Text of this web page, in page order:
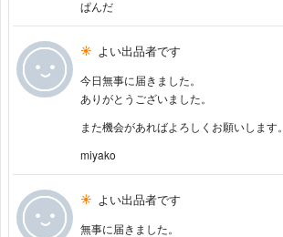
ぱんだ
よい出品者です
今日無事に届きました。
ありがとうございました。
また機会があればよろしくお願いします。
miyako
よい出品者です
無事に届きました。